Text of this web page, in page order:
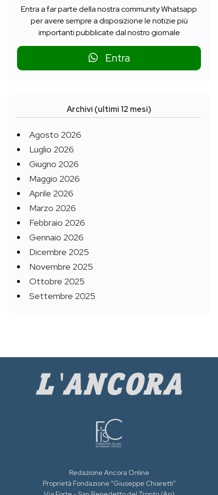
Entra a far parte della nostra community Whatsapp
per avere sempre a disposizione le notizie più
importanti pubblicate dal nostro giornale
Entra
Archivi (ultimi 12 mesi)
Agosto 2026
Luglio 2026
Giugno 2026
Maggio 2026
Aprile 2026
Marzo 2026
Febbraio 2026
Gennaio 2026
Dicembre 2025
Novembre 2025
Ottobre 2025
Settembre 2025
Redazione Ancora Online
Proprietà Fondazione "Giuseppe Chiaretti"